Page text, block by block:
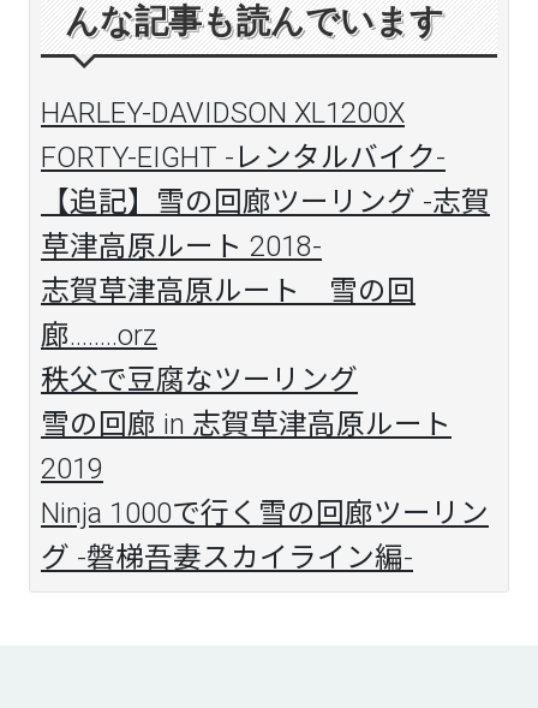
んな記事も読んでいます
HARLEY-DAVIDSON XL1200X
FORTY-EIGHT -レンタルバイク-
【追記】雪の回廊ツーリング -志賀
草津高原ルート 2018-
志賀草津高原ルート 雪の回
廊........orz
秩父で豆腐なツーリング
雪の回廊 in 志賀草津高原ルート
2019
Ninja 1000で行く雪の回廊ツーリン
グ -磐梯吾妻スカイライン編-